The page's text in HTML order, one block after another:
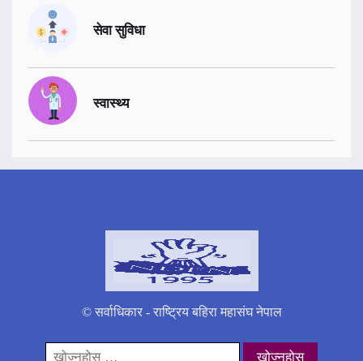
सेवा सुविधा
स्वास्थ्य
© सर्वाधिकार - राष्ट्रिय बहिरा महासंघ नेपाल
यसको